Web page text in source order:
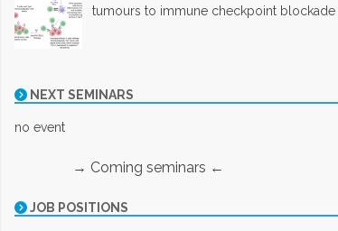
tumours to immune checkpoint blockade
NEXT SEMINARS
no event
→ Coming seminars ←
JOB POSITIONS